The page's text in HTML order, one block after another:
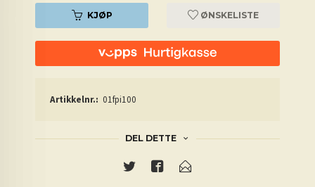
KJØP ØNSKELISTE
Artikkelnr.: 01fpi100
DEL DETTE